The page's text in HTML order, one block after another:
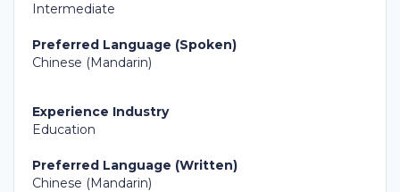
Intermediate
Preferred Language (Spoken)
Chinese (Mandarin)
Experience Industry
Education
Preferred Language (Written)
Chinese (Mandarin)